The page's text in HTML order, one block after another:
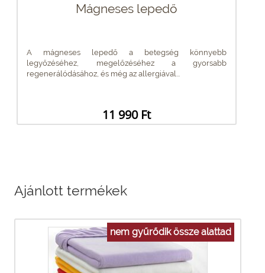
Mágneses lepedő
A mágneses lepedő a betegség könnyebb
legyőzéséhez, megelőzéséhez a gyorsabb
regenerálódásához, és még az allergiával...
11 990 Ft
Ajánlott termékek
nem gyűrődik össze alattad